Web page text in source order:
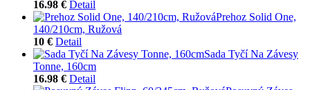
16.98 € Detail
Prehoz Solid One,
140/210cm, Ružová
10 € Detail
Sada Tyčí Na Závesy
Tonne, 160cm
16.98 € Detail